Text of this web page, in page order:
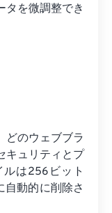
タを微調整でき
どのウェブブラ
キュリティとプ
は256ビット
自動的に削除さ